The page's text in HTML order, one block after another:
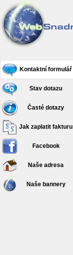
Kontaktní formulář
Stav dotazu
Časté dotazy
Jak zaplatit fakturu
Facebook
Naše adresa
Naše bannery